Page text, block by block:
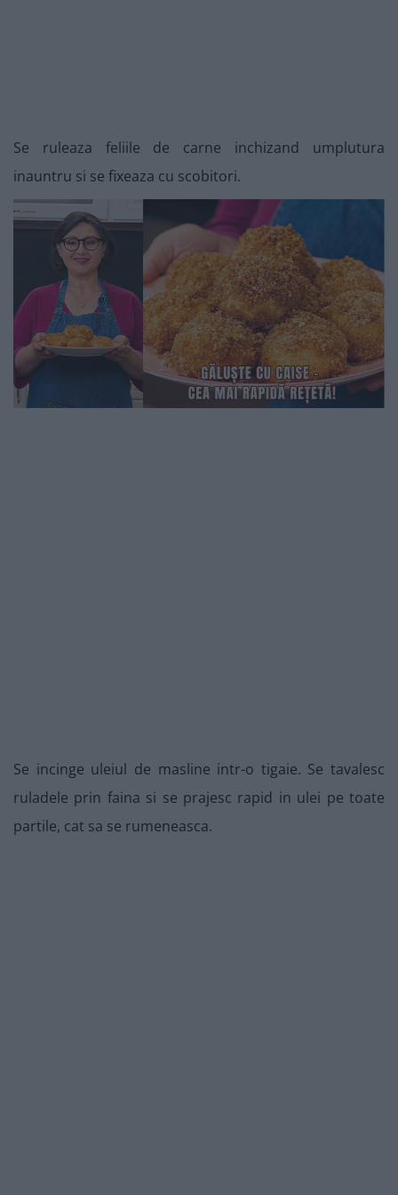
Se ruleaza feliile de carne inchizand umplutura
inauntru si se fixeaza cu scobitori.
Se incinge uleiul de masline intr-o tigaie. Se tavalesc
ruladele prin faina si se prajesc rapid in ulei pe toate
partile, cat sa se rumeneasca.